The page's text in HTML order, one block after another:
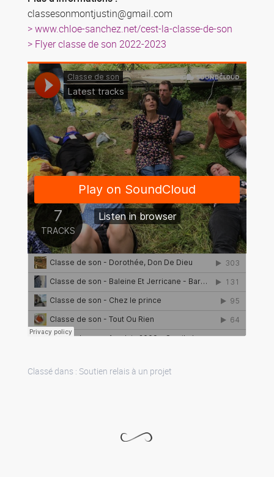
classesonmontjustin@gmail.com
> www.chloe-sanchez.net/cest-la-classe-de-son
> Flyer classe de son 2022-2023
Classé dans : Soutien relais à un projet